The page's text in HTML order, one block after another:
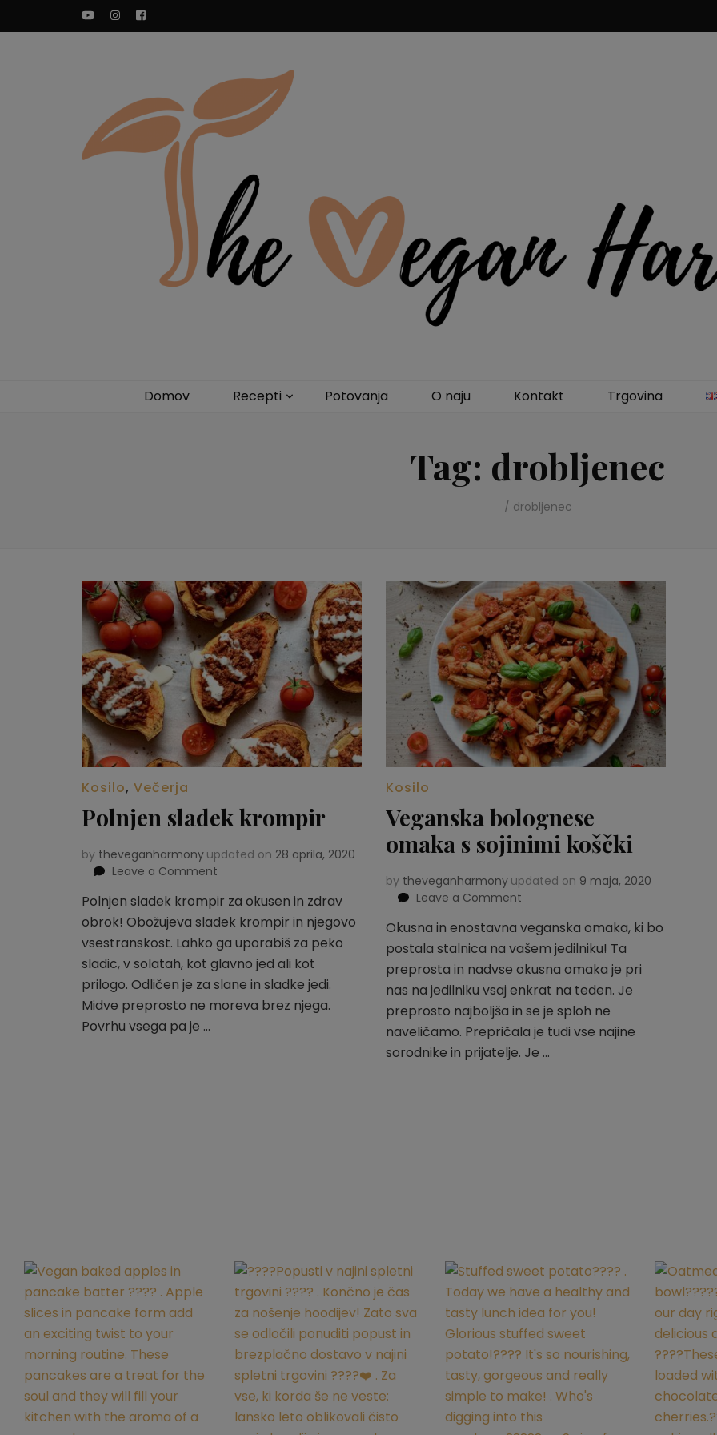
YouTubeInstagramFacebook
Domov Recepti Potovanja O naju Kontakt Trgovina
Tag: drobljenec
/ drobljenec
Kosilo, Večerja
Polnjen sladek krompir
by theveganharmony updated on 28 aprila, 2020
Leave a Comment
sladek
krompir
Polnjen sladek krompir za okusen in zdrav
obrok! Obožujeva sladek krompir in njegovo
vsestranskost. Lahko ga uporabiš za peko
sladic, v solatah, kot glavno jed ali kot
prilogo. Odličen je za slane in sladke jedi.
Midve preprosto ne moreva brez njega.
Povrhu vsega pa je …
Kosilo
Veganska bolognese
omaka s sojinimi koščki
by theveganharmony updated on 9 maja, 2020
Leave a Comment
bolognese
omaka
s
sojinimi
koščki
Okusna in enostavna veganska omaka, ki bo
postala stalnica na vašem jedilniku! Ta
preprosta in nadvse okusna omaka je pri
nas na jedilniku vsaj enkrat na teden. Je
preprosto najboljša in se je sploh ne
naveličamo. Prepričala je tudi vse najine
sorodnike in prijatelje. Je …